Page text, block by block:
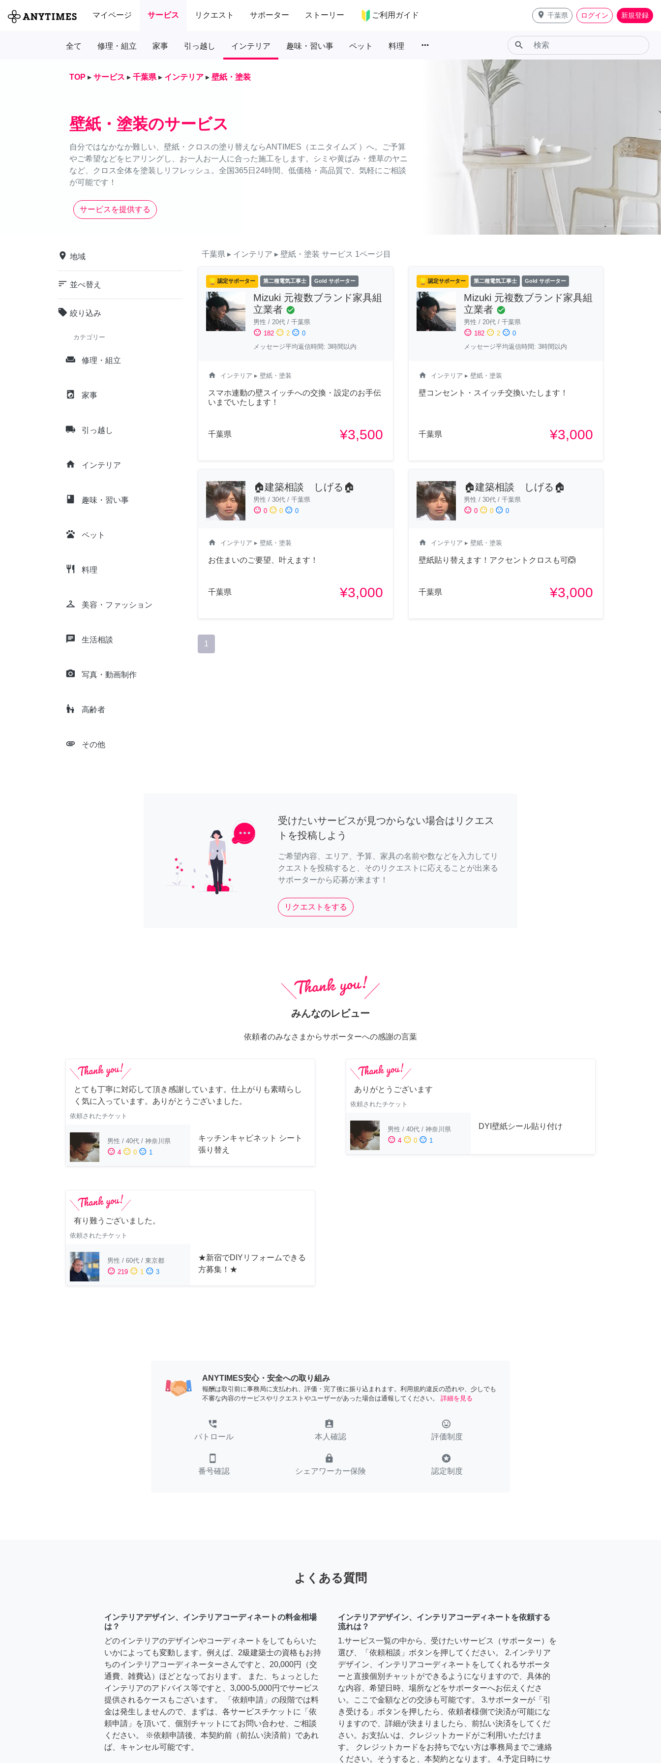
マイページ サービス リクエスト サポーター ストーリー ご利用ガイド place 千葉県 ログイン 新規登録
全て 修理・組立 家事 引っ越し インテリア 趣味・習い事 ペット 料理 more_horiz search
TOP ▸ サービス ▸ 千葉県 ▸ インテリア ▸ 壁紙・塗装
壁紙・塗装のサービス
自分ではなかなか難しい、壁紙・クロスの塗り替えならANTIMES（エニタイムズ ）へ。ご予算
やご希望などをヒアリングし、お一人お一人に合った施工をします。シミや黄ばみ・煙草のヤニ
など、クロス全体を塗装しリフレッシュ。全国365日24時間、低価格・高品質で、気軽にご相談
が可能です！
サービスを提供する
place 地域
sort 並べ替え
local_offer 絞り込み
カテゴリー
weekend 修理・組立
local_laundry_service 家事
local_shipping 引っ越し
home インテリア
class 趣味・習い事
pets ペット
restaurant 料理
checkroom 美容・ファッション
chat 生活相談
camera_alt 写真・動画制作
escalator_warning 高齢者
attachment その他
千葉県 ▸ インテリア ▸ 壁紙・塗装 サービス 1ページ目
認定サポーター 第二種電気工事士 Gold サポーター
Mizuki 元複数ブランド家具組
立業者 check_circle
男性 / 20代 / 千葉県
sentiment_satisfied 182 sentiment_neutral 2 sentiment_dissatisfied 0
メッセージ平均返信時間: 3時間以内
home インテリア ▸ 壁紙・塗装
スマホ連動の壁スイッチへの交換・設定のお手伝
いまでいたします！
千葉県 ¥3,500
認定サポーター 第二種電気工事士 Gold サポーター
Mizuki 元複数ブランド家具組
立業者 check_circle
男性 / 20代/ 千葉県
sentiment_satisfied 182 sentiment_neutral 2 sentiment_dissatisfied 0
メッセージ平均返信時間: 3時間以内
home インテリア ▸ 壁紙・塗装
壁コンセント・スイッチ交換いたします！
千葉県 ¥3,000
🏠建築相談 しげる🏠
男性 / 30代 / 千葉県
sentiment_satisfied 0 sentiment_neutral 0 sentiment_dissatisfied 0
home インテリア ▸ 壁紙・塗装
お住まいのご要望、叶えます！
千葉県 ¥3,000
🏠建築相談 しげる🏠
男性 / 30代/ 千葉県
sentiment_satisfied 0 sentiment_neutral 0 sentiment_dissatisfied 0
home インテリア ▸ 壁紙・塗装
壁紙貼り替えます！アクセントクロスも可🙆
千葉県 ¥3,000
1
受けたいサービスが見つからない場合はリクエス
トを投稿しよう
ご希望内容、エリア、予算、家具の名前や数などを入力してリ
クエストを投稿すると、そのリクエストに応えることが出来る
サポーターから応募が来ます！
リクエストをする
みんなのレビュー
依頼者のみなさまからサポーターへの感謝の言葉
とても丁寧に対応して頂き感謝しています。仕上がりも素晴らし
く気に入っています。ありがとうございました。
依頼されたチケット
男性 / 40代 / 神奈川県
sentiment_satisfied 4 sentiment_neutral 0 sentiment_dissatisfied 1
キッチンキャビネット シート
張り替え
ありがとうございます
依頼されたチケット
男性 / 40代 / 神奈川県
sentiment_satisfied 4 sentiment_neutral 0 sentiment_dissatisfied 1
DYI壁紙シール貼り付け
有り難うございました。
依頼されたチケット
男性 / 60代 / 東京都
sentiment_satisfied 219 sentiment_neutral 1 sentiment_dissatisfied 3
★新宿でDIYリフォームできる
方募集！★
ANYTIMES安心・安全への取り組み
報酬は取引前に事務局に支払われ、評価・完了後に振り込まれます。利用規約違反の恐れや、少しでも
不審な内容のサービスやリクエストやユーザーがあった場合は通報してください。
詳細を見る
perm_phone_msg
パトロール
assignment_ind
本人確認
tag_faces
評価制度
smartphone
番号確認
lock
シェアワーカー保険
stars
認定制度
よくある質問
インテリアデザイン、インテリアコーディネートの料金相場
は？
どのインテリアのデザインやコーディネートをしてもらいた
いかによっても変動します。例えば、2級建築士の資格もお持
ちのインテリアコーディネーターさんですと、20,000円（交
通費、雑費込）ほどとなっております。 また、ちょっとした
インテリアのアドバイス等ですと、3,000-5,000円でサービス
提供されるケースもございます。 「依頼申請」の段階では料
金は発生しませんので、まずは、各サービスチケットに「依
頼申請」を頂いて、個別チャットにてお問い合わせ、ご相談
ください。 ※依頼申請後、本契約前（前払い決済前）であれ
ば、キャンセル可能です。
インテリアデザイン、インテリアコーディネートを依頼する
流れは？
1.サービス一覧の中から、受けたいサービス（サポーター）を
選び、「依頼相談」ボタンを押してください。 2.インテリア
デザイン、インテリアコーディネートをしてくれるサポータ
ーと直接個別チャットができるようになりますので、具体的
な内容、希望日時、場所などをサポーターへお伝えくださ
い。ここで金額などの交渉も可能です。 3.サポーターが「引
き受ける」ボタンを押したら、依頼者様側で決済が可能にな
りますので、詳細が決まりましたら、前払い決済をしてくだ
さい。お支払いは、クレジットカードがご利用いただけま
す。 クレジットカードをお持ちでない方は事務局までご連絡
ください。そうすると、本契約となります。 4.予定日時にサ